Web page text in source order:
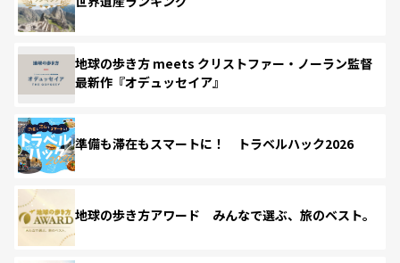
地球の歩き方 meets クリストファー・ノーラン監督
最新作『オデュッセイア』
準備も滞在もスマートに！ トラベルハック2026
地球の歩き方アワード みんなで選ぶ、旅のベスト。